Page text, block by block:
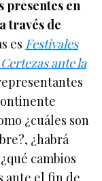
presentes en
través de
es Festivales
ante la
¿cuáles son
¿habrá
cambios